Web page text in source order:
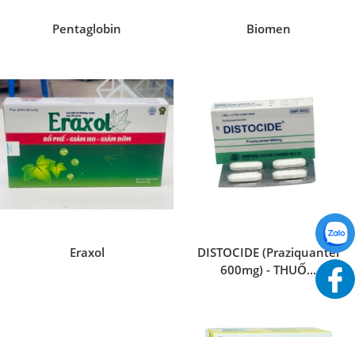
Pentaglobin Biomen
Eraxol
DISTOCIDE (Praziquantel
600mg) - THUỐ...